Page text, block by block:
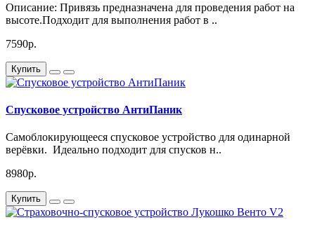
Описание: Привязь предназначена для проведения работ на
высоте.Подходит для выполнения работ в ..
7590р.
Купить
Спусковое устройство АнтиПаник
Самоблокирующееся спусковое устройство для одинарной
верёвки. Идеально подходит для спусков н..
8980р.
Купить